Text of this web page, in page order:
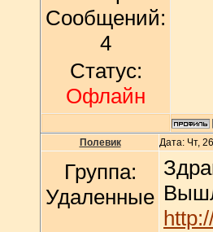
Сообщений:
4
Статус:
Офлайн
Полевик Дата: Чт,
Группа:
Удаленные